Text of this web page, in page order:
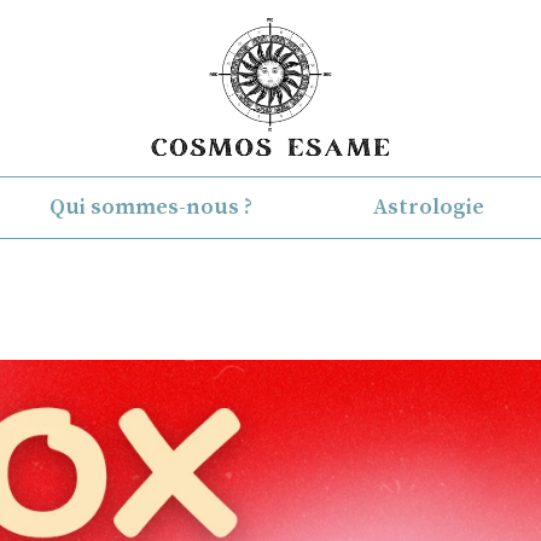
Qui sommes-nous ? Astrologie